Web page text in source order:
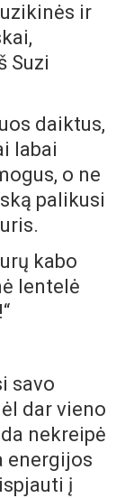
ir
Suzi
daiktus,
labai
o ne
palikusi
kabo
lentelė
savo
dar vieno
nekreipė
energijos
į